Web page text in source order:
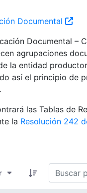
Documental
Documental –
agrupaciones
la entidad
así el principio de
las Tablas de
la Resolución 242